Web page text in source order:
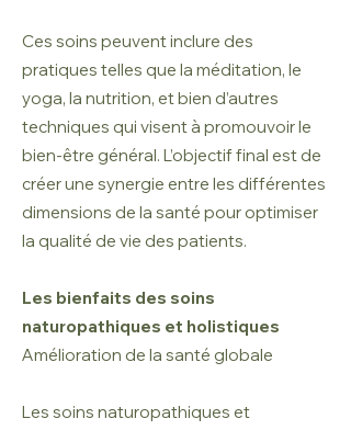
Ces soins peuvent inclure des
pratiques telles que la méditation, le
yoga, la nutrition, et bien d’autres
techniques qui visent à promouvoir le
bien-être général. L’objectif final est de
créer une synergie entre les différentes
dimensions de la santé pour optimiser
la qualité de vie des patients.
Les bienfaits des soins
naturopathiques et holistiques
Amélioration de la santé globale
Les soins naturopathiques et